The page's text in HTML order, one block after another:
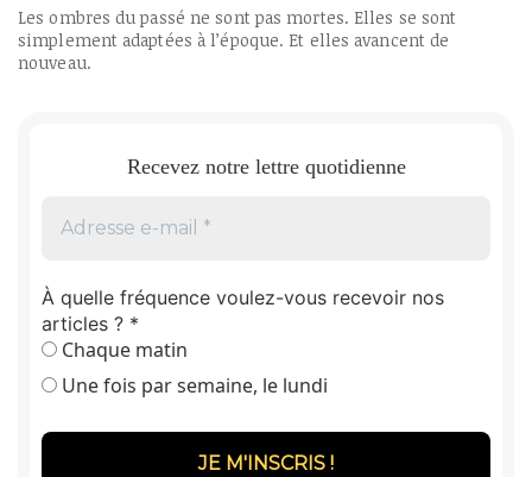
Les ombres du passé ne sont pas mortes. Elles se sont
simplement adaptées à l’époque. Et elles avancent de
nouveau.
Recevez notre lettre quotidienne
À quelle fréquence voulez-vous recevoir nos
articles ? *
Chaque matin
Une fois par semaine, le lundi